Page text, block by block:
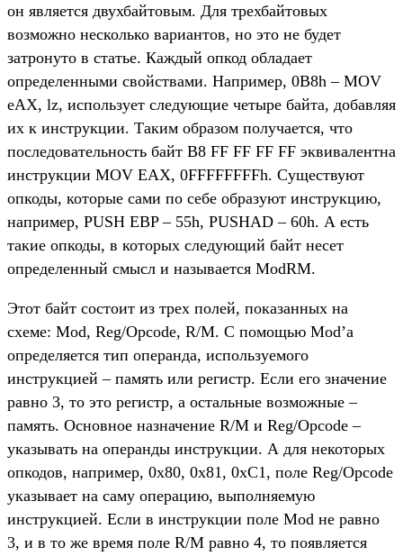
он является двухбайтовым. Для трехбайтовых
возможно несколько вариантов, но это не будет
затронуто в статье. Каждый опкод обладает
определенными свойствами. Например, 0B8h – MOV
eAX, lz, использует следующие четыре байта, добавляя
их к инструкции. Таким образом получается, что
последовательность байт B8 FF FF FF FF эквивалентна
инструкции MOV EAX, 0FFFFFFFFh. Существуют
опкоды, которые сами по себе образуют инструкцию,
например, PUSH EBP – 55h, PUSHAD – 60h. А есть
такие опкоды, в которых следующий байт несет
определенный смысл и называется ModRM.
Этот байт состоит из трех полей, показанных на
схеме: Mod, Reg/Opcode, R/M. С помощью Mod’а
определяется тип операнда, используемого
инструкцией – память или регистр. Если его значение
равно 3, то это регистр, а остальные возможные –
память. Основное назначение R/M и Reg/Opcode –
указывать на операнды инструкции. А для некоторых
опкодов, например, 0x80, 0x81, 0xC1, поле Reg/Opcode
указывает на саму операцию, выполняемую
инструкцией. Если в инструкции поле Mod не равно
3, и в то же время поле R/M равно 4, то появляется